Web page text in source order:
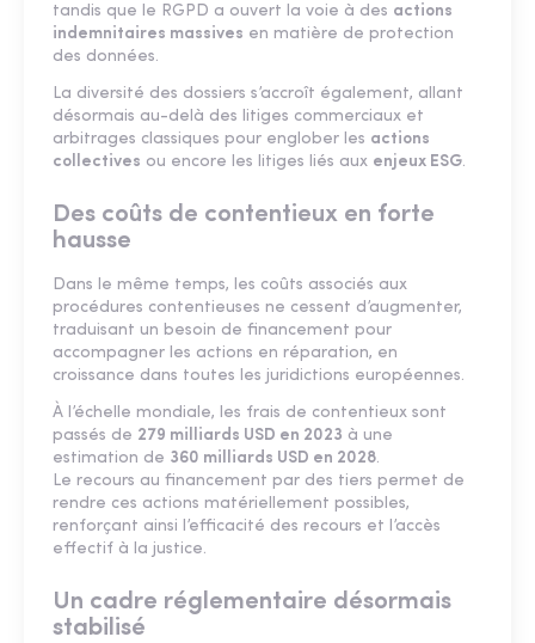
tandis que le RGPD a ouvert la voie à des actions
indemnitaires massives en matière de protection
des données.
La diversité des dossiers s’accroît également, allant
désormais au-delà des litiges commerciaux et
arbitrages classiques pour englober les actions
collectives ou encore les litiges liés aux enjeux ESG.
Des coûts de contentieux en forte
hausse
Dans le même temps, les coûts associés aux
procédures contentieuses ne cessent d’augmenter,
traduisant un besoin de financement pour
accompagner les actions en réparation, en
croissance dans toutes les juridictions européennes.
À l’échelle mondiale, les frais de contentieux sont
passés de 279 milliards USD en 2023 à une
estimation de 360 milliards USD en 2028.
Le recours au financement par des tiers permet de
rendre ces actions matériellement possibles,
renforçant ainsi l’efficacité des recours et l’accès
effectif à la justice.
Un cadre réglementaire désormais
stabilisé